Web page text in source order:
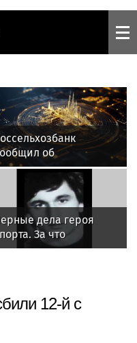
об
продаж
арбузов среди русских
дела героя
За что
звезду
12-й с